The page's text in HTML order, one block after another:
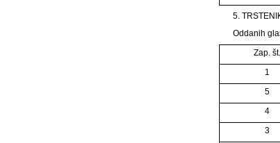
5.
Oddanih
Zap. št.
1
5
4
3